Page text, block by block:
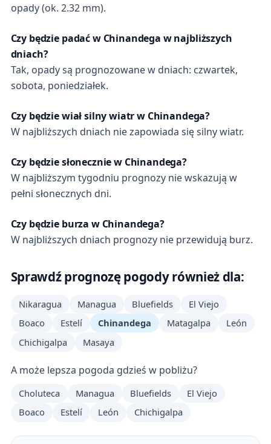
opady (ok. 2.32 mm).
Czy będzie padać w Chinandega w najbliższych
dniach?
Tak, opady są prognozowane w dniach: czwartek,
sobota, poniedziałek.
Czy będzie wiał silny wiatr w Chinandega?
W najbliższych dniach nie zapowiada się silny wiatr.
Czy będzie słonecznie w Chinandega?
W najbliższym tygodniu prognozy nie wskazują w
pełni słonecznych dni.
Czy będzie burza w Chinandega?
W najbliższych dniach prognozy nie przewidują burz.
Sprawdź prognozę pogody również dla:
Nikaragua Managua Bluefields
El Viejo
Boaco
Estelí Chinandega Matagalpa
León
Chichigalpa
Masaya
A może lepsza pogoda gdzieś w pobliżu?
Choluteca Managua Bluefields
El Viejo
Boaco
Estelí León Chichigalpa